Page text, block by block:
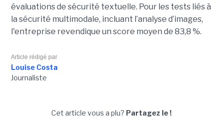
évaluations de sécurité textuelle. Pour les tests liés à
la sécurité multimodale, incluant l’analyse d’images,
l'entreprise revendique un score moyen de 83,8 %.
Article rédigé par
Louise Costa
Journaliste
Cet article vous a plu? Partagez le !